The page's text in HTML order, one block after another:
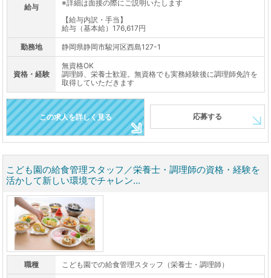
給与
※詳細は面接の際にご説明いたします
【給与内訳・手当】
給与（基本給）176,617円
勤務地 静岡県静岡市駿河区西島127-1
資格・経験
無資格OK
調理師、栄養士歓迎。無資格でも実務経験後に調理師免許を
取得していただきます
この求人を詳しく見る 応募する
こども園の給食管理スタッフ／栄養士・調理師の資格・経験を
活かして新しい環境でチャレン...
職種 こども園での給食管理スタッフ（栄養士・調理師）